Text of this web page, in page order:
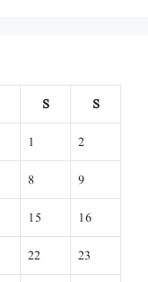
S
S
1
2
8
9
15
16
22
23